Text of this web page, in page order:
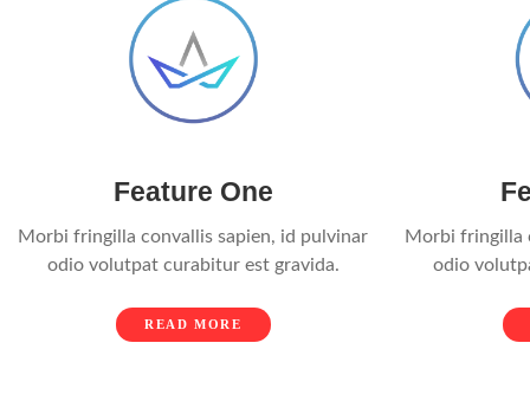
Feature One
Morbi fringilla convallis sapien, id pulvinar
odio volutpat curabitur est gravida.
READ MORE
Morbi fringilla
odio